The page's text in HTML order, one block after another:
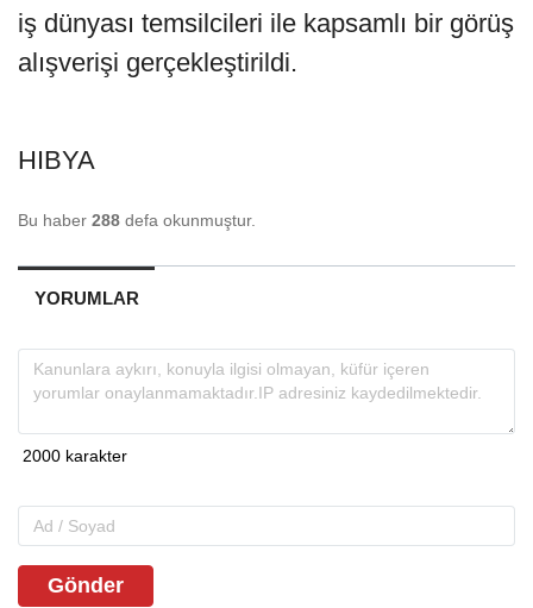
iş dünyası temsilcileri ile kapsamlı bir görüş
alışverişi gerçekleştirildi.
HIBYA
Bu haber 288 defa okunmuştur.
YORUMLAR
Gönder